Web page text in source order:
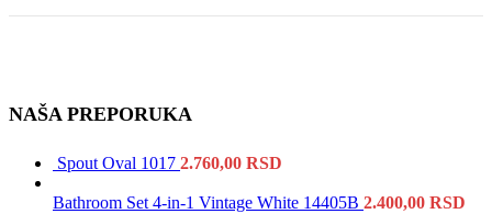
NAŠA PREPORUKA
Spout Oval 1017 2.760,00 RSD
Bathroom Set 4-in-1 Vintage White 14405B 2.400,00 RSD